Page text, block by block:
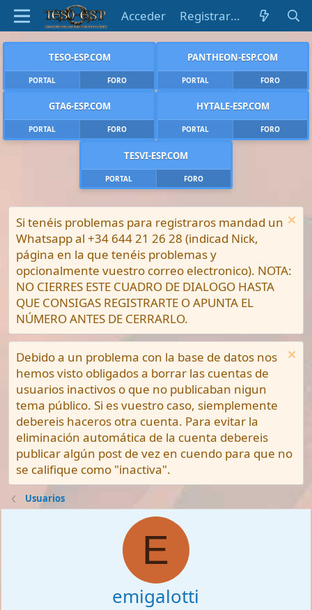
Acceder Registrarse
TESO-ESP.COM
PORTAL FORO
PANTHEON-ESP.COM
PORTAL FORO
GTA6-ESP.COM
PORTAL FORO
HYTALE-ESP.COM
PORTAL FORO
TESVI-ESP.COM
PORTAL FORO
Si tenéis problemas para registraros mandad un
Whatsapp al +34 644 21 26 28 (indicad Nick,
página en la que tenéis problemas y
opcionalmente vuestro correo electronico). NOTA:
NO CIERRES ESTE CUADRO DE DIALOGO HASTA
QUE CONSIGAS REGISTRARTE O APUNTA EL
NÚMERO ANTES DE CERRARLO.
Debido a un problema con la base de datos nos
hemos visto obligados a borrar las cuentas de
usuarios inactivos o que no publicaban nigun
tema público. Si es vuestro caso, siemplemente
debereis haceros otra cuenta. Para evitar la
eliminación automática de la cuenta debereis
publicar algún post de vez en cuendo para que no
se califique como "inactiva".
Usuarios
E
emigalotti